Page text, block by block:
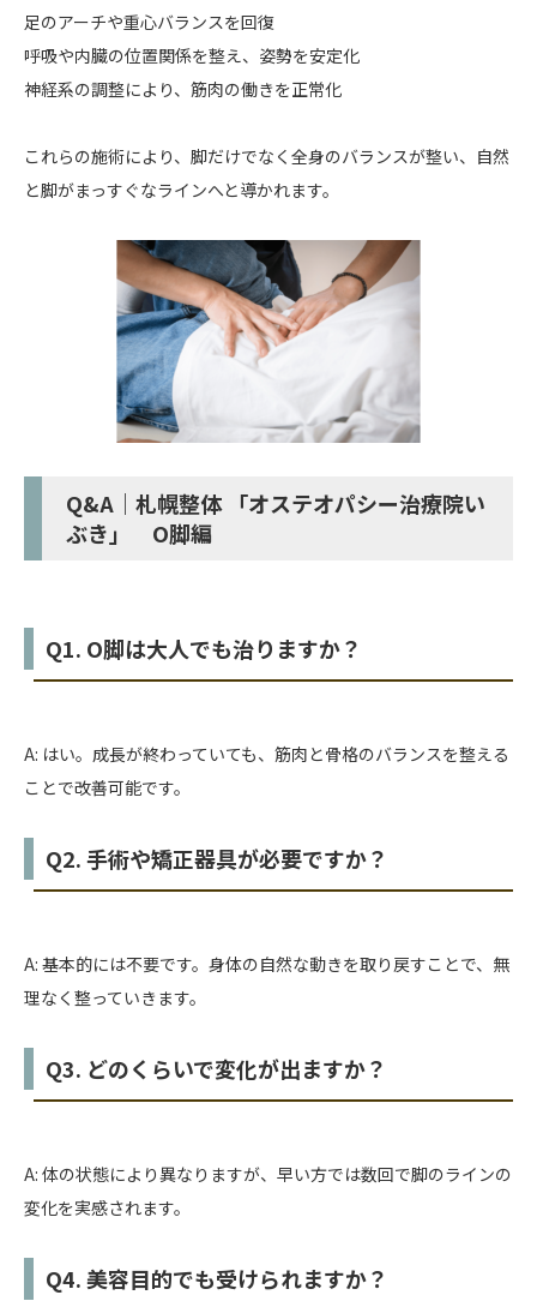
足のアーチや重心バランスを回復
呼吸や内臓の位置関係を整え、姿勢を安定化
神経系の調整により、筋肉の働きを正常化
これらの施術により、脚だけでなく全身のバランスが整い、自然
と脚がまっすぐなラインへと導かれます。
Q&A｜札幌整体 「オステオパシー治療院い
ぶき」 O脚編
Q1. O脚は大人でも治りますか？
A: はい。成長が終わっていても、筋肉と骨格のバランスを整える
ことで改善可能です。
Q2. 手術や矯正器具が必要ですか？
A: 基本的には不要です。身体の自然な動きを取り戻すことで、無
理なく整っていきます。
Q3. どのくらいで変化が出ますか？
A: 体の状態により異なりますが、早い方では数回で脚のラインの
変化を実感されます。
Q4. 美容目的でも受けられますか？